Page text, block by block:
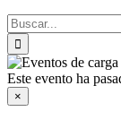
Buscar:
Este evento ha
×